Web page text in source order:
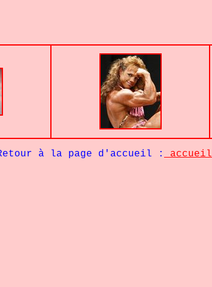
à la page d'accueil : accueil